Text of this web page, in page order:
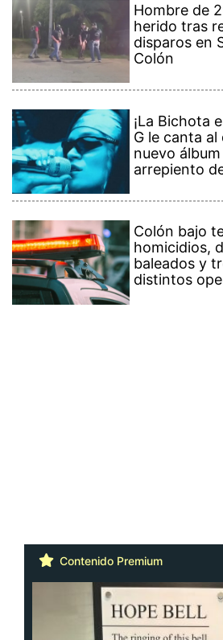
Hombre de
herido tras
disparos en
Colón
¡La Bichota
G le canta al
nuevo álbum
arrepiento
Colón bajo
homicidios,
baleados y
distintos
Contenido Premium